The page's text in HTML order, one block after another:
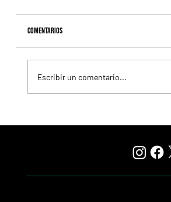
Comentarios
Escribir un comentario...